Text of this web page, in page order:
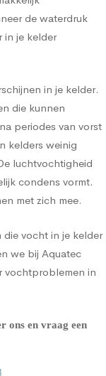
de waterdruk
in je kelder
in je kelder.
die kunnen
periodes van vorst
kelders weinig
luchtvochtigheid
condens vormt.
met zich mee.
die vocht in je kelder
we bij Aquatec
vochtproblemen in
ons en vraag een